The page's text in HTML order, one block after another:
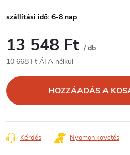
szállítási idő: 6-8 nap
13 548 Ft / db
10 668 Ft ÁFA nélkül
HOZZÁADÁS A
Kérdés Nyomon követés